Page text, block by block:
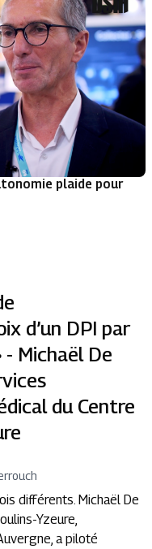
plaide pour
d’un DPI par
Michaël De
du Centre
différents. Michaël De
Yzeure,
a piloté